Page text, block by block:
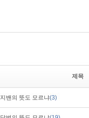
제목
지밴의 뜻도 모르냐(3)